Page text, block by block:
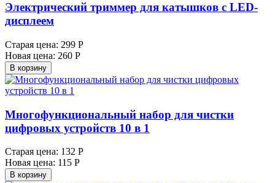
Электрический триммер для катышков с LED-
дисплеем
Старая цена: 299 Р
Новая цена: 260 Р
В корзину
Многофункциональный набор для чистки
цифровых устройств 10 в 1
Старая цена: 132 Р
Новая цена: 115 Р
В корзину